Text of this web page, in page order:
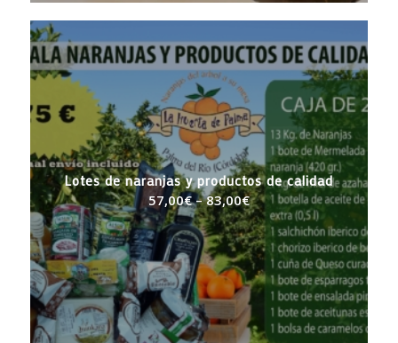
Lotes de naranjas y productos de calidad
57,00€–83,00€